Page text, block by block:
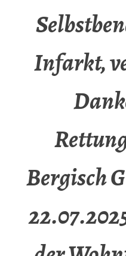
Infarkt,
Bergisch